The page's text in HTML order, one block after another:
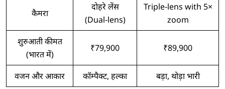
कैमरा
दोहरे लेंस
(Dual‑lens)
Triple‑lens with 5×
zoom
शुरुआती कीमत
(भारत में)
₹79,900 ₹89,900
वजन और आकार कॉम्पैक्ट, हल्का बड़ा, थोड़ा भारी